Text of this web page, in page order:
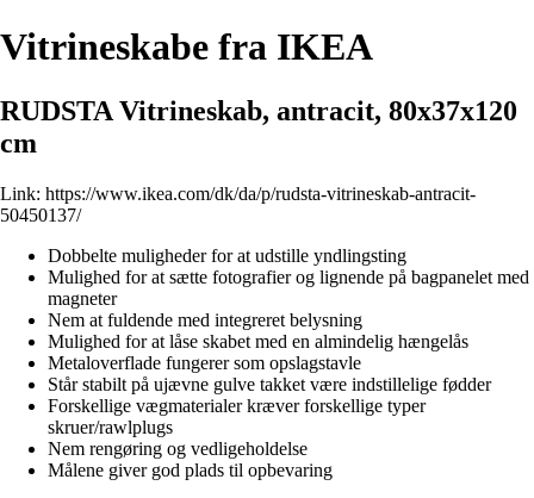
Vitrineskabe fra IKEA
RUDSTA Vitrineskab, antracit, 80x37x120
cm
Link: https://www.ikea.com/dk/da/p/rudsta-vitrineskab-antracit-
50450137/
Dobbelte muligheder for at udstille yndlingsting
Mulighed for at sætte fotografier og lignende på bagpanelet med
magneter
Nem at fuldende med integreret belysning
Mulighed for at låse skabet med en almindelig hængelås
Metaloverflade fungerer som opslagstavle
Står stabilt på ujævne gulve takket være indstillelige fødder
Forskellige vægmaterialer kræver forskellige typer
skruer/rawlplugs
Nem rengøring og vedligeholdelse
Målene giver god plads til opbevaring